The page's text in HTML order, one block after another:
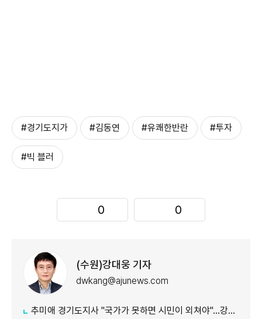
#경기도지가 #김동연 #유쾌한반란 #투자
#빅 블러
0 0
(수원)강대웅 기자
dwkang@ajunews.com
추미애 경기도지사 "국가가 못하면 시민이 외쳐야"...강일출 할머니 흉상 앞 '연대' 강조